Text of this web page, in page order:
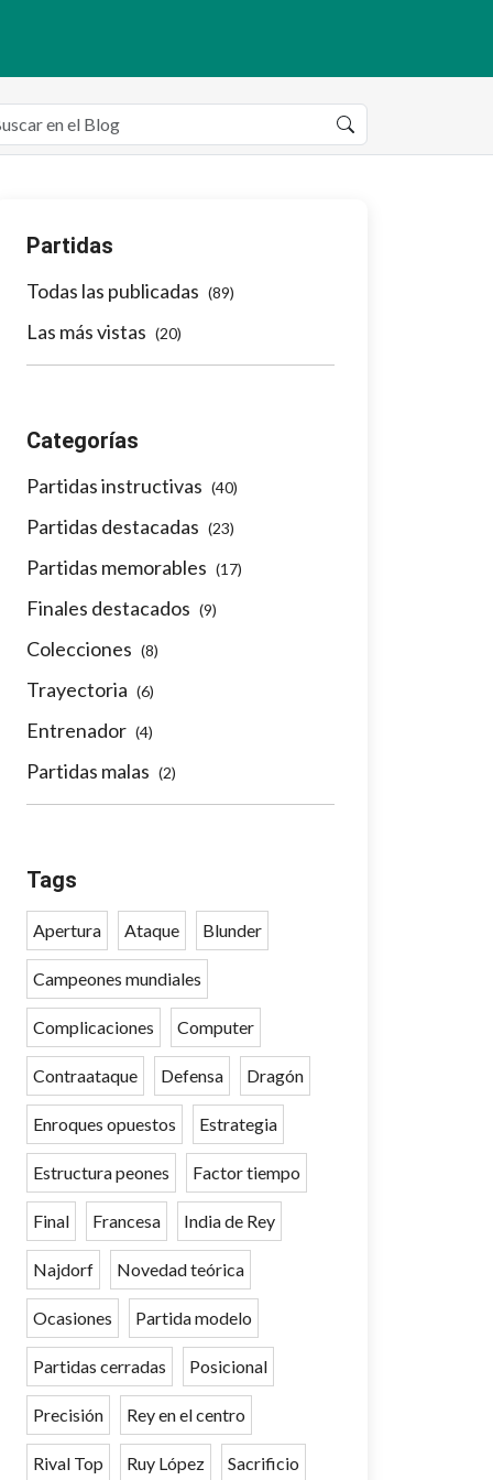
Partidas
Todas las publicadas (89)
Las más vistas (20)
Categorías
Partidas instructivas (40)
Partidas destacadas (23)
Partidas memorables (17)
Finales destacados (9)
Colecciones (8)
Trayectoria (6)
Entrenador (4)
Partidas malas (2)
Tags
Apertura Ataque Blunder
Campeones mundiales
Complicaciones Computer
Contraataque Defensa Dragón
Enroques opuestos Estrategia
Estructura peones Factor tiempo
Final Francesa India de Rey
Najdorf Novedad teórica
Ocasiones Partida modelo
Partidas cerradas Posicional
Precisión Rey en el centro
Rival Top Ruy López Sacrificio